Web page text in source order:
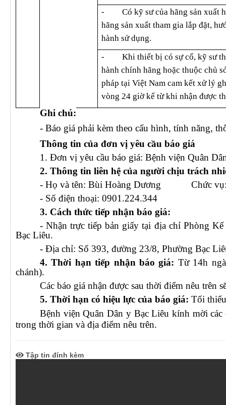
-
Có kỹ sư của hãng sản xuất
hãng sản xuất tham gia lắp đặt,
hành sử dụng.
-
Khi thiết bị có sự cố, kỹ sư
hành chính hãng hoặc thuộc chủ
pháp tại Việt Nam cam kết xử lý
vòng 24 giờ kể từ khi nhận được
Ghi chú:
- Báo giá phải kèm theo cấu hình, tính năng,
Thông tin của đơn vị yêu cầu báo giá
1. Đơn vị yêu cầu báo giá: Bệnh viện Quân
2. Thông tin liên hệ của người chịu trách
- Họ và tên: Bùi Hoàng Dương Chức vụ:
- Số điện thoại: 0901.224.344
3. Cách thức tiếp nhận báo giá:
- Nhận trực tiếp bản giấy tại địa chỉ Phòng
Bạc Liêu.
- Địa chỉ: Số 393, đường 23/8, Phường Bạc
4. Thời hạn tiếp nhận báo giá: Từ 14h
chánh).
Các báo giá nhận được sau thời điểm nêu trên
5. Thời hạn có hiệu lực của báo giá: Tối
Bệnh viện Quân Dân y Bạc Liêu kính mời
trong thời gian và địa điểm nêu trên.
Tập tin đính kèm